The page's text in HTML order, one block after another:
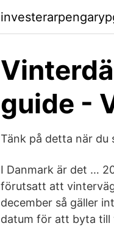
guide -
Tänk på detta när du
I Danmark är det …
förutsatt att
december så gäller
datum för att byta till